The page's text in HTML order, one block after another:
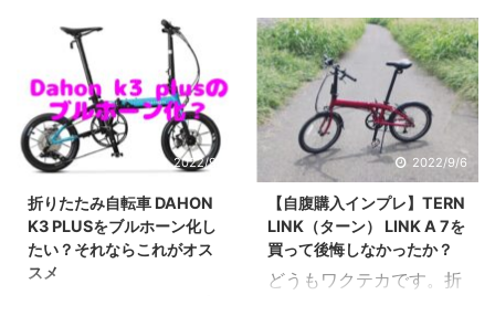
事。真冬の寒さに負けず
頑張った1日を最高の気
分で終えたいなぁ。なん
かいい方法ない？ oK で
す。 マジでいいアイテム
があったので自腹購入し
て紹介します。 AD-
X80がアンサ ...
グしようと思ったら、急
な雨で出かけられない。
そういう時でも部屋の中
でも有酸素トレーニング
でたら、ラクでイイです
よね。 そうなるとお手
頃なフィットネスバイク
を、探す人が増えてきま
す。しかし フィットネス
バイ ...
も終わりかけ、秋が始ま
ろうとしているというの
にかなり暑い。 そんな暑
さの中ですが、私の部屋
にはエアコンがありませ
ん。この記事でもエアコ
ンがないことを言ってま
すね。 【エアコン、暖房
無し】電熱ベストを室内
用の服として使うのはオ
どうもワクテカです。折
りたたみ自転車が大好き
すぎて検証しまくってい
ます。 さてだいぶ前に
紹介した、ブロンプトン
に使うと便利なキャリー
カート記事。 あれから月
日が経ち、キャリーカー
トもだいぶ進化してきま
した。そこで今回はこん
な方向けの記事。ブロン
2022/9/7
折りたたみ自転車 DAHON
K3 PLUSをブルホーン化し
たい？それならこれがオス
スメ
2022/9/6
【自腹購入インプレ】TERN
LINK（ターン） LINK A 7を
買って後悔しなかったか？
どうもワクテカです。折